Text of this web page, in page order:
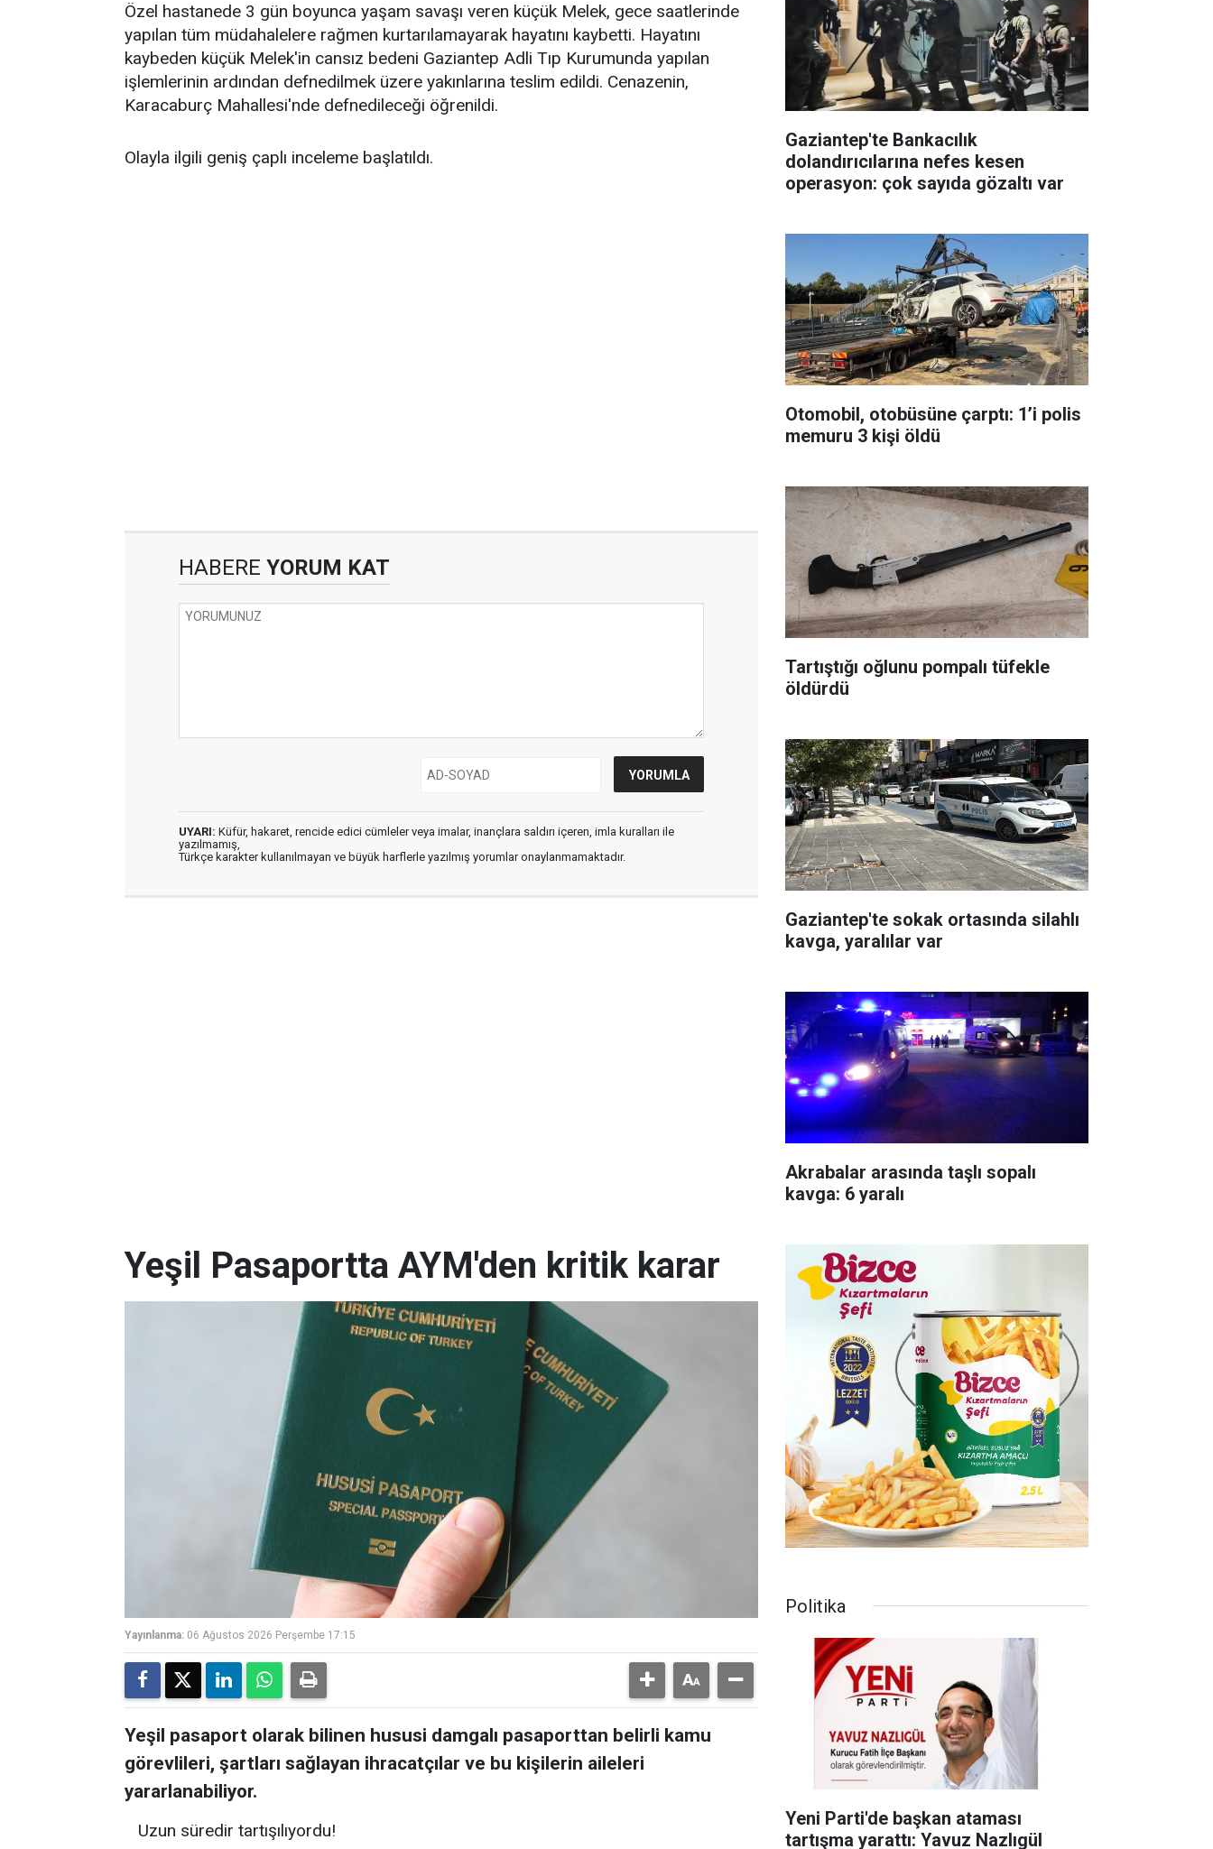
Özel hastanede 3 gün boyunca yaşam savaşı veren küçük Melek, gece saatlerinde
yapılan tüm müdahalelere rağmen kurtarılamayarak hayatını kaybetti. Hayatını
kaybeden küçük Melek'in cansız bedeni Gaziantep Adli Tıp Kurumunda yapılan
işlemlerinin ardından defnedilmek üzere yakınlarına teslim edildi. Cenazenin,
Karacaburç Mahallesi'nde defnedileceği öğrenildi.
Olayla ilgili geniş çaplı inceleme başlatıldı.
HABERE YORUM KAT
UYARI: Küfür, hakaret, rencide edici cümleler veya imalar, inançlara saldırı içeren, imla kuralları ile
yazılmamış,
Türkçe karakter kullanılmayan ve büyük harflerle yazılmış yorumlar onaylanmamaktadır.
Gaziantep'te Bankacılık
dolandırıcılarına nefes kesen
operasyon: çok sayıda gözaltı var
Otomobil, otobüsüne çarptı: 1’i polis
memuru 3 kişi öldü
Tartıştığı oğlunu pompalı tüfekle
öldürdü
Gaziantep'te sokak ortasında silahlı
kavga, yaralılar var
Akrabalar arasında taşlı sopalı
kavga: 6 yaralı
Yeşil Pasaportta AYM'den kritik karar
Yayınlanma: 06 Ağustos 2026 Perşembe 17:15
Yeşil pasaport olarak bilinen hususi damgalı pasaporttan belirli kamu
görevlileri, şartları sağlayan ihracatçılar ve bu kişilerin aileleri
yararlanabiliyor.
Uzun süredir tartışılıyordu!
Politika
Yeni Parti'de başkan ataması
tartışma yarattı: Yavuz Nazlıgül